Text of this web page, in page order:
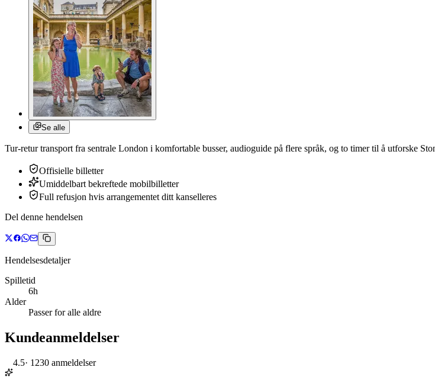
Se alle
Tur-retur transport fra sentrale London i komfortable busser, audioguide på flere språk, og to timer til å utforske
Offisielle billetter
Umiddelbart bekreftede mobilbilletter
Full refusjon hvis arrangementet ditt kanselleres
Del denne hendelsen
Hendelsesdetaljer
Spilletid
6h
Alder
Passer for alle aldre
Kundeanmeldelser
4.5· 1230 anmeldelser